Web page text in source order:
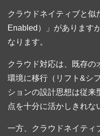
クラウドネイティブと
Enabled）」があります
なります。
クラウド対応は、既存の
環境に移行（リフト&シ
ションの設計思想は従来
点を十分に活かしきれな
一方、クラウドネイティ